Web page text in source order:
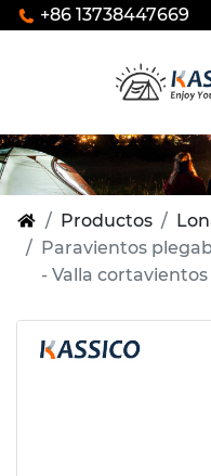
+86 13738447669
Productos
Paravientos
- Valla